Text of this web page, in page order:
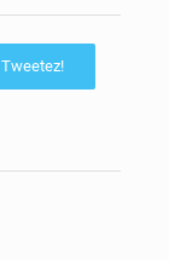
Tweetez!